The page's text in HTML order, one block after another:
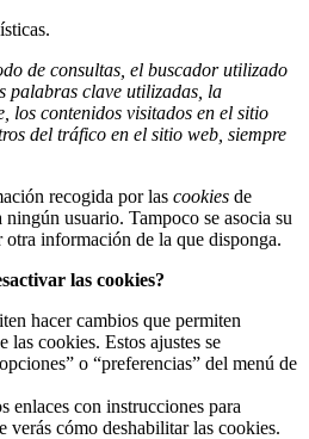
de consultas, el buscador utilizado
palabras clave utilizadas, la
los contenidos visitados en el sitio
del tráfico en el sitio web, siempre
recogida por las cookies de
usuario. Tampoco se asocia su
información de la que disponga.
las cookies?
hacer cambios que permiten
las cookies. Estos ajustes se
o “preferencias” del menú de
enlaces con instrucciones para
verás cómo deshabilitar las cookies.